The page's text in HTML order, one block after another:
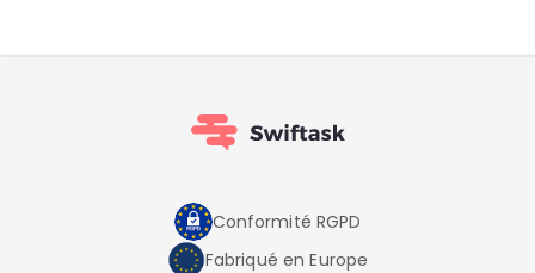
Conformité RGPD
Fabriqué en Europe